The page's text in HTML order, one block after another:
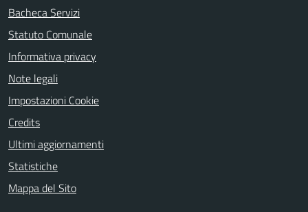
Bacheca Servizi
Statuto Comunale
Informativa privacy
Note legali
Impostazioni Cookie
Credits
Ultimi aggiornamenti
Statistiche
Mappa del Sito